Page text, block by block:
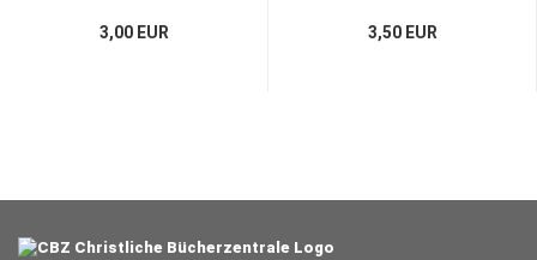
3,00 EUR 3,50 EUR